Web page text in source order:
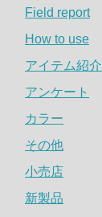
Field report
How to use
アイテム紹介
アンケート
カラー
その他
小売店
新製品